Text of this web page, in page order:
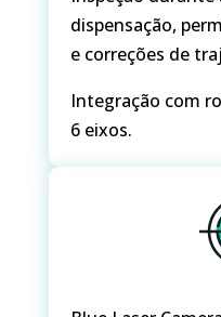
dispensação,
e correções de
Integração com
6 eixos.